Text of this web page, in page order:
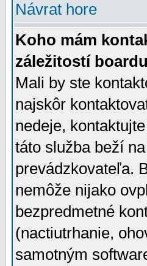
Návrat hore
Koho mám
záležitostí
Mali by ste
najskôr
nedeje,
táto služba beží
prevádzkovateľa.
nemôže nijako
bezpredmetné
(nactiutrhanie,
samotným